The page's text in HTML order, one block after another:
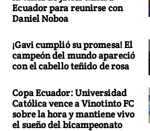
Ecuador para reunirse con
Daniel Noboa
¡Gavi cumplió su promesa! El
campeón del mundo apareció
con el cabello teñido de rosa
Copa Ecuador: Universidad
Católica vence a Vinotinto FC
sobre la hora y mantiene vivo
el sueño del bicampeonato